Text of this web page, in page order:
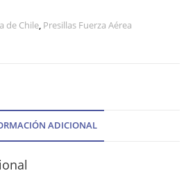
de Chile Presillas Fuerza Aérea
ADICIONAL